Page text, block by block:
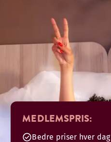
MEDLEMSPRIS:
Bedre priser hver dag